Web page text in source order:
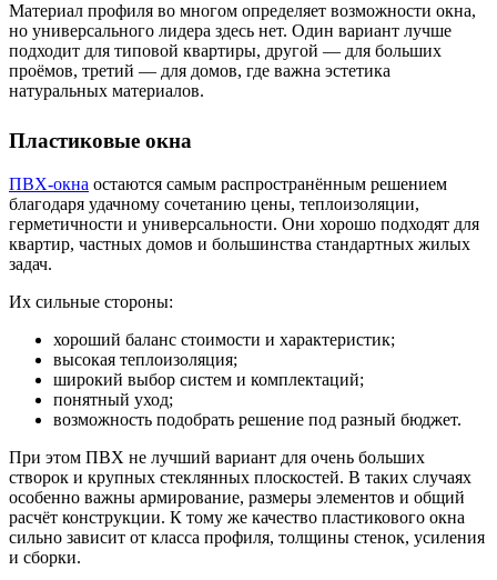
Материал профиля во многом определяет возможности окна,
но универсального лидера здесь нет. Один вариант лучше
подходит для типовой квартиры, другой — для больших
проёмов, третий — для домов, где важна эстетика
натуральных материалов.
Пластиковые окна
ПВХ-окна остаются самым распространённым решением
благодаря удачному сочетанию цены, теплоизоляции,
герметичности и универсальности. Они хорошо подходят для
квартир, частных домов и большинства стандартных жилых
задач.
Их сильные стороны:
хороший баланс стоимости и характеристик;
высокая теплоизоляция;
широкий выбор систем и комплектаций;
понятный уход;
возможность подобрать решение под разный бюджет.
При этом ПВХ не лучший вариант для очень больших
створок и крупных стеклянных плоскостей. В таких случаях
особенно важны армирование, размеры элементов и общий
расчёт конструкции. К тому же качество пластикового окна
сильно зависит от класса профиля, толщины стенок, усиления
и сборки.